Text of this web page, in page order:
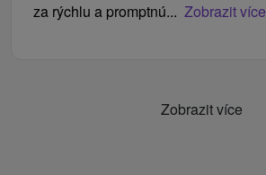
za rýchlu a promptnú... Zobrazit více
Zobrazit více